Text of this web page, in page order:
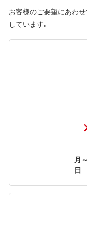
お客様のご要望にあわ
しています。
月
日